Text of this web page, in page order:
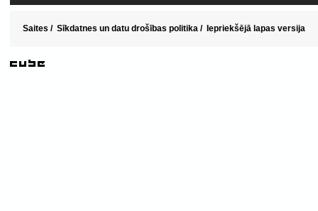
Saites / Sīkdatnes un datu drošības politika / Iepriekšējā lapas versija